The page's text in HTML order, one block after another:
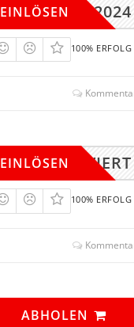
IGUR2024
EINLÖSEN
100% ERFOLG
KTIVIERT
EINLÖSEN
100% ERFOLG
ABHOLEN